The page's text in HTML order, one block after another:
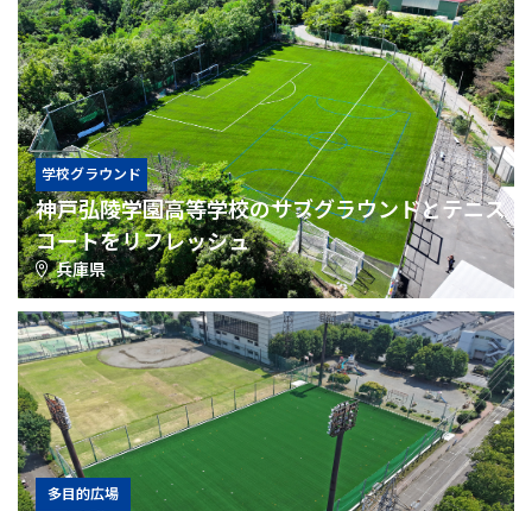
学校グラウンド
神戸弘陵学園高等学校のサブグラウンドとテニス
コートをリフレッシュ
兵庫県
多目的広場